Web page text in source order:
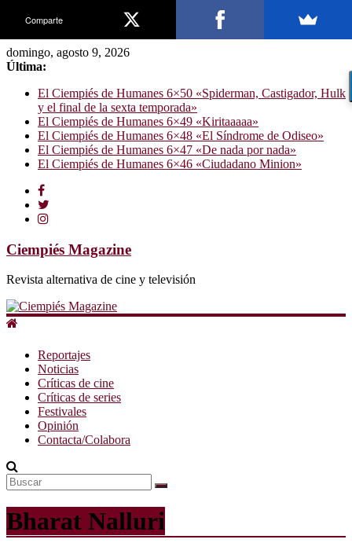
domingo, agosto 9, 2026
Última:
El Ciempiés de Humanes 6×50 «Spiderman, Castigador, Hulk
y el final de la sexta temporada»
El Ciempiés de Humanes 6×49 «Kiritaaaaa»
El Ciempiés de Humanes 6×48 «El Síndrome de Odiseo»
El Ciempiés de Humanes 6×47 «De nada por nada»
El Ciempiés de Humanes 6×46 «Ciudadano Minion»
Ciempiés Magazine
Revista alternativa de cine y televisión
Reportajes
Noticias
Críticas de cine
Críticas de series
Festivales
Opinión
Contacta/Colabora
Bharat Nalluri
Comparte